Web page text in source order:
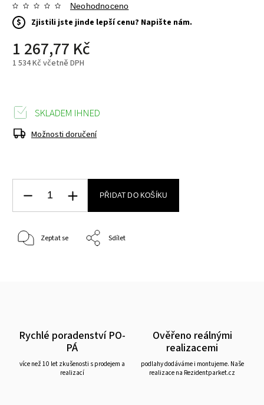
Neohodnoceno
1 267,77 Kč
1 534 Kč včetně DPH
$ Zjistili jste jinde lepší cenu? Napište nám.
SKLADEM IHNED
Možnosti doručení
PŘIDAT DO KOŠÍKU
Zeptat se Sdílet
Rychlé poradenství PO-
PÁ
více než 10 let zkušenosti s prodejem a
realizací
Ověřeno reálnými
realizacemi
podlahy dodáváme i montujeme. Naše
realizace na Rezidentparket.cz